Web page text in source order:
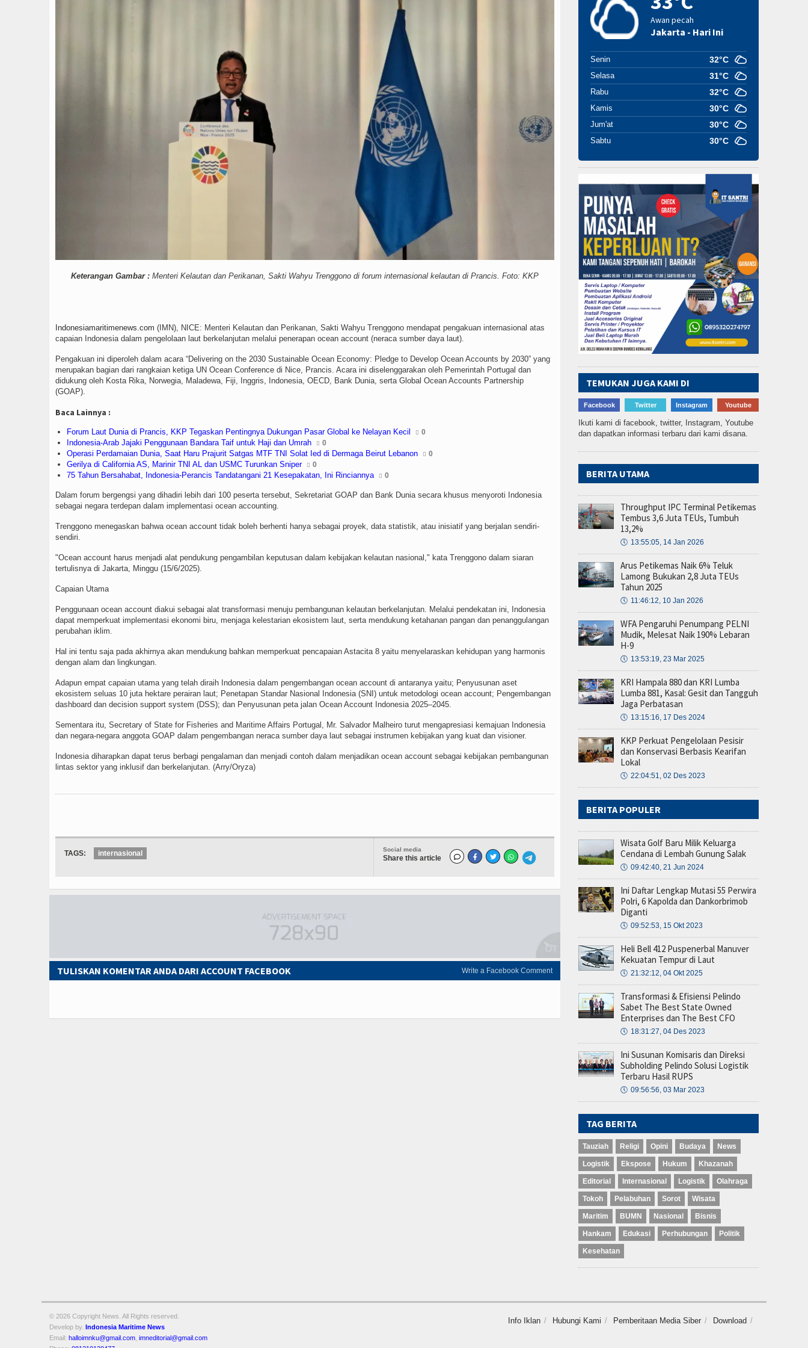
Keterangan Gambar : Menteri Kelautan dan Perikanan, Sakti Wahyu Trenggono di forum internasional kelautan di Prancis. Foto: KKP
Indonesiamaritimenews.com (IMN), NICE: Menteri Kelautan dan Perikanan, Sakti Wahyu Trenggono mendapat pengakuan internasional atas
capaian Indonesia dalam pengelolaan laut berkelanjutan melalui penerapan ocean account (neraca sumber daya laut).
Pengakuan ini diperoleh dalam acara “Delivering on the 2030 Sustainable Ocean Economy: Pledge to Develop Ocean Accounts by 2030” yang
merupakan bagian dari rangkaian ketiga UN Ocean Conference di Nice, Prancis. Acara ini diselenggarakan oleh Pemerintah Portugal dan
didukung oleh Kosta Rika, Norwegia, Maladewa, Fiji, Inggris, Indonesia, OECD, Bank Dunia, serta Global Ocean Accounts Partnership
(GOAP).
Baca Lainnya :
Forum Laut Dunia di Prancis, KKP Tegaskan Pentingnya Dukungan Pasar Global ke Nelayan Kecil 0
Indonesia-Arab Jajaki Penggunaan Bandara Taif untuk Haji dan Umrah 0
Operasi Perdamaian Dunia, Saat Haru Prajurit Satgas MTF TNI Solat Ied di Dermaga Beirut Lebanon 0
Gerilya di California AS, Marinir TNI AL dan USMC Turunkan Sniper 0
75 Tahun Bersahabat, Indonesia-Perancis Tandatangani 21 Kesepakatan, Ini Rinciannya 0
Dalam forum bergengsi yang dihadiri lebih dari 100 peserta tersebut, Sekretariat GOAP dan Bank Dunia secara khusus menyoroti Indonesia
sebagai negara terdepan dalam implementasi ocean accounting.
Trenggono menegaskan bahwa ocean account tidak boleh berhenti hanya sebagai proyek, data statistik, atau inisiatif yang berjalan sendiri-
sendiri.
"Ocean account harus menjadi alat pendukung pengambilan keputusan dalam kebijakan kelautan nasional," kata Trenggono dalam siaran
tertulisnya di Jakarta, Minggu (15/6/2025).
Capaian Utama
Penggunaan ocean account diakui sebagai alat transformasi menuju pembangunan kelautan berkelanjutan. Melalui pendekatan ini, Indonesia
dapat memperkuat implementasi ekonomi biru, menjaga kelestarian ekosistem laut, serta mendukung ketahanan pangan dan penanggulangan
perubahan iklim.
Hal ini tentu saja pada akhirnya akan mendukung bahkan memperkuat pencapaian Astacita 8 yaitu menyelaraskan kehidupan yang harmonis
dengan alam dan lingkungan.
Adapun empat capaian utama yang telah diraih Indonesia dalam pengembangan ocean account di antaranya yaitu; Penyusunan aset
ekosistem seluas 10 juta hektare perairan laut; Penetapan Standar Nasional Indonesia (SNI) untuk metodologi ocean account; Pengembangan
dashboard dan decision support system (DSS); dan Penyusunan peta jalan Ocean Account Indonesia 2025–2045.
Sementara itu, Secretary of State for Fisheries and Maritime Affairs Portugal, Mr. Salvador Malheiro turut mengapresiasi kemajuan Indonesia
dan negara-negara anggota GOAP dalam pengembangan neraca sumber daya laut sebagai instrumen kebijakan yang kuat dan visioner.
Indonesia diharapkan dapat terus berbagi pengalaman dan menjadi contoh dalam menjadikan ocean account sebagai kebijakan pembangunan
lintas sektor yang inklusif dan berkelanjutan. (Arry/Oryza)
Social media
Share this article
TAGS: internasional
Write a Facebook Comment
TULISKAN KOMENTAR ANDA DARI ACCOUNT FACEBOOK
Awan pecah
Jakarta - Hari Ini
Senin 32°C
Selasa 31°C
Rabu 32°C
Kamis 30°C
Jum'at 30°C
Sabtu 30°C
TEMUKAN JUGA KAMI DI
Facebook Twitter Instagram Youtube
Ikuti kami di facebook, twitter, Instagram, Youtube
dan dapatkan informasi terbaru dari kami disana.
BERITA UTAMA
Throughput IPC Terminal Petikemas
Tembus 3,6 Juta TEUs, Tumbuh
13,2%
🕔 13:55:05, 14 Jan 2026
Arus Petikemas Naik 6% Teluk
Lamong Bukukan 2,8 Juta TEUs
Tahun 2025
🕔 11:46:12, 10 Jan 2026
WFA Pengaruhi Penumpang PELNI
Mudik, Melesat Naik 190% Lebaran
H-9
🕔 13:53:19, 23 Mar 2025
KRI Hampala 880 dan KRI Lumba
Lumba 881, Kasal: Gesit dan Tangguh
Jaga Perbatasan
🕔 13:15:16, 17 Des 2024
KKP Perkuat Pengelolaan Pesisir
dan Konservasi Berbasis Kearifan
Lokal
🕔 22:04:51, 02 Des 2023
BERITA POPULER
Wisata Golf Baru Milik Keluarga
Cendana di Lembah Gunung Salak
🕔 09:42:40, 21 Jun 2024
Ini Daftar Lengkap Mutasi 55 Perwira
Polri, 6 Kapolda dan Dankorbrimob
Diganti
🕔 09:52:53, 15 Okt 2023
Heli Bell 412 Puspenerbal Manuver
Kekuatan Tempur di Laut
🕔 21:32:12, 04 Okt 2025
Transformasi & Efisiensi Pelindo
Sabet The Best State Owned
Enterprises dan The Best CFO
🕔 18:31:27, 04 Des 2023
Ini Susunan Komisaris dan Direksi
Subholding Pelindo Solusi Logistik
Terbaru Hasil RUPS
🕔 09:56:56, 03 Mar 2023
TAG BERITA
Tauziah Religi Opini Budaya News
Logistik Ekspose Hukum Khazanah
Editorial Internasional Logistik Olahraga
Tokoh Pelabuhan Sorot Wisata
Maritim BUMN Nasional Bisnis
Hankam Edukasi Perhubungan Politik
Kesehatan
Info Iklan Hubungi Kami Pemberitaan Media Siber Download
© 2026 Copyright News. All Rights reserved.
Develop by. Indonesia Maritime News
Email: halloimnku@gmail.com imneditorial@gmail.com